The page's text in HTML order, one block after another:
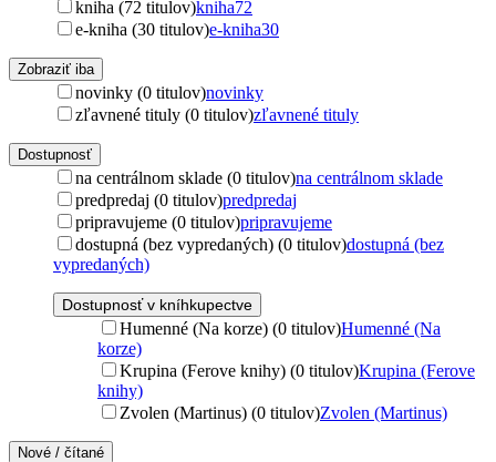
kniha (72 titulov)kniha72
e-kniha (30 titulov)e-kniha30
Zobraziť iba
novinky (0 titulov)novinky
zľavnené tituly (0 titulov)zľavnené tituly
Dostupnosť
na centrálnom sklade (0 titulov)na centrálnom sklade
predpredaj (0 titulov)predpredaj
pripravujeme (0 titulov)pripravujeme
dostupná (bez vypredaných) (0 titulov)dostupná (bez
vypredaných)
Dostupnosť v kníhkupectve
Humenné (Na korze) (0 titulov)Humenné (Na
korze)
Krupina (Ferove knihy) (0 titulov)Krupina (Ferove
knihy)
Zvolen (Martinus) (0 titulov)Zvolen (Martinus)
Nové / čítané